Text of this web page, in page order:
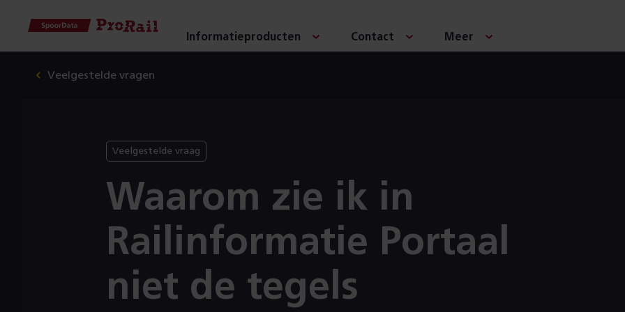
Homepage
SpoorData
ProRail
Informatieproducten Contact Meer
Veelgestelde vragen
Waarom zie ik in
Railinformatie Portaal
niet de tegels
Veelgestelde vraag